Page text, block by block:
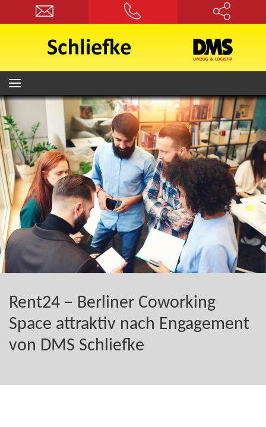
Rent24 – Berliner Coworking
Space attraktiv nach Engagement
von DMS Schliefke